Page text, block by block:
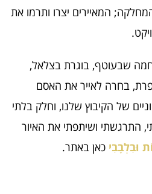
המאיירים יצרו ותרמו את
שבעוטף, בוגרת בצלאל,
בחרה לאייר את האסם
של הקיבוץ שלנו, וחלק בלתי
התרגשתי ושיתפתי את האיור
וּבִלְבָבִי כאן באתר.